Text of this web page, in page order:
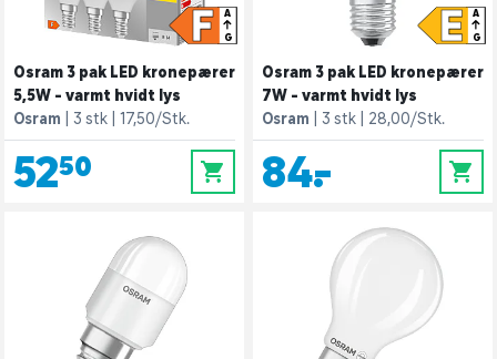
A
G
F
Osram 3 pak LED kronepærer
5,5W - varmt hvidt lys
Osram
3 stk 17,50/Stk.
52,50 0
A
G
E
Osram 3 pak LED kronepærer
7W - varmt hvidt lys
Osram
3 stk 28,00/Stk.
84,- 0